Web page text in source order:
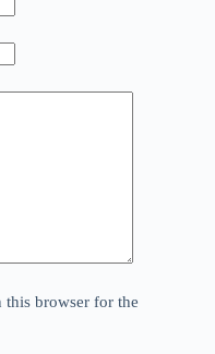
this browser for the